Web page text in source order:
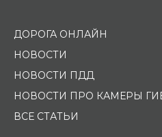
ДОРОГА ОНЛАЙН
НОВОСТИ
НОВОСТИ ПДД
НОВОСТИ ПРО КАМЕРЫ
ВСЕ СТАТЬИ